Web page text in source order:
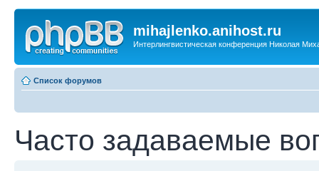
mihajlenko.anihost.ru
Интерлингвистическая конференция Николая
Список форумов
Часто задаваемые